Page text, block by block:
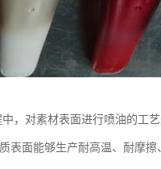
，对素材表面进行喷油的工
表面能够生产耐高温、耐摩